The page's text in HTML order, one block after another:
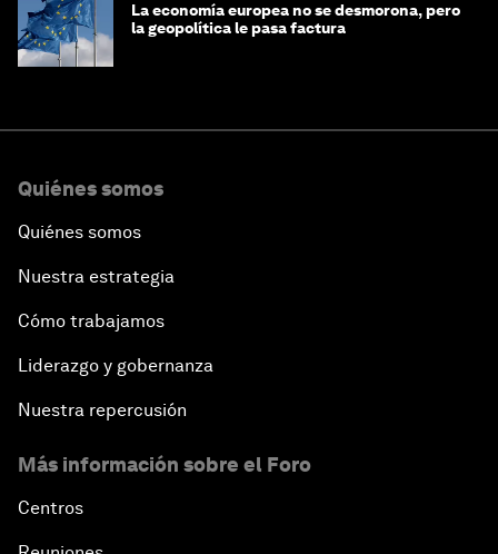
La economía europea no se desmorona, pero
la geopolítica le pasa factura
Quiénes somos
Quiénes somos
Nuestra estrategia
Cómo trabajamos
Liderazgo y gobernanza
Nuestra repercusión
Más información sobre el Foro
Centros